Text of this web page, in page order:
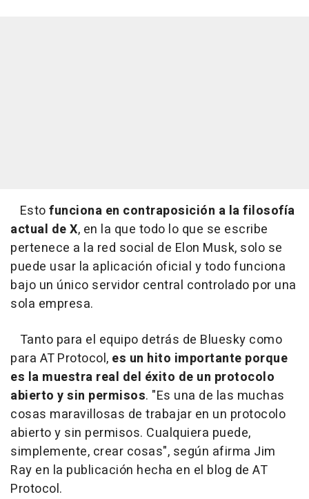
Estofunciona en contraposición a la filosofía
actual de X, en la que todo lo que se escribe
pertenece a la red social de Elon Musk, solo se
puede usar la aplicación oficial y todo funciona
bajo un único servidor central controlado por una
sola empresa.
Tanto para el equipo detrás de Bluesky como
para AT Protocol, es un hito importante porque
es la muestra real del éxito de un protocolo
abierto y sin permisos. "Es una de las muchas
cosas maravillosas de trabajar en un protocolo
abierto y sin permisos. Cualquiera puede,
simplemente, crear cosas", según afirma Jim
Ray en la publicación hecha en el blog de AT
Protocol.